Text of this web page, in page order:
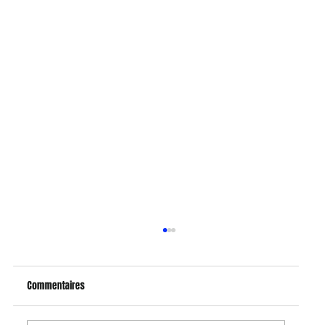
Commentaires